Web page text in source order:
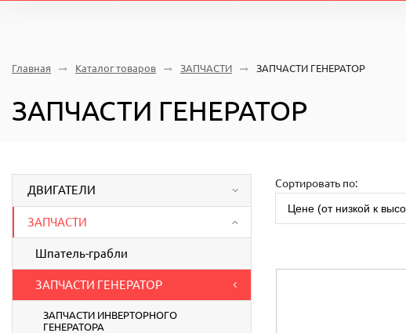
Главная Каталог товаров ЗАПЧАСТИ ЗАПЧАСТИ ГЕНЕРАТОР
ЗАПЧАСТИ ГЕНЕРАТОР
ДВИГАТЕЛИ
ЗАПЧАСТИ
Шпатель-грабли
ЗАПЧАСТИ ГЕНЕРАТОР
ЗАПЧАСТИ ИНВЕРТОРНОГО
ГЕНЕРАТОРА
Сортировать по:
Цене (от низкой к